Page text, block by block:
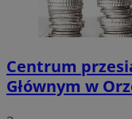
Centrum
Głównym w